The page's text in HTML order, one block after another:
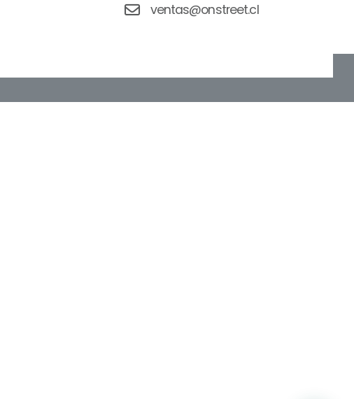
ventas@onstreet.cl